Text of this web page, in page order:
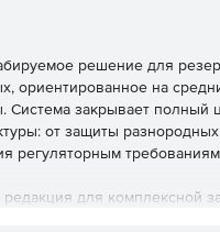
решение для
ориентированное на
Система закрывает полный
от защиты
регуляторным
для комплексной